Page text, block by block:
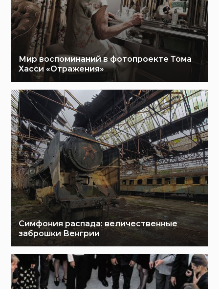
Мир воспоминаний в фотопроекте Тома
Хасси «Отражения»
Симфония распада: величественные
заброшки Венгрии